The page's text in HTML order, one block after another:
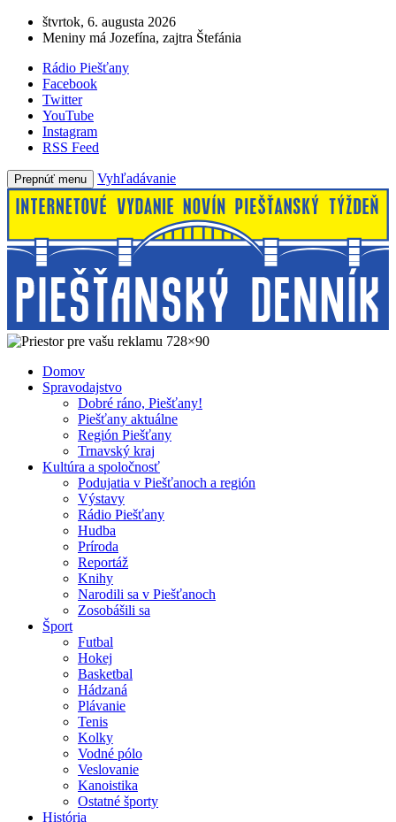
štvrtok, 6. augusta 2026
Meniny má Jozefína, zajtra Štefánia
Rádio Piešťany
Facebook
Twitter
YouTube
Instagram
RSS Feed
Prepnúť menu Vyhľadávanie
Domov
Spravodajstvo
Dobré ráno, Piešťany!
Piešťany aktuálne
Región Piešťany
Trnavský kraj
Kultúra a spoločnosť
Podujatia v Piešťanoch a región
Výstavy
Rádio Piešťany
Hudba
Príroda
Reportáž
Knihy
Narodili sa v Piešťanoch
Zosobášili sa
Šport
Futbal
Hokej
Basketbal
Hádzaná
Plávanie
Tenis
Kolky
Vodné pólo
Veslovanie
Kanoistika
Ostatné športy
História